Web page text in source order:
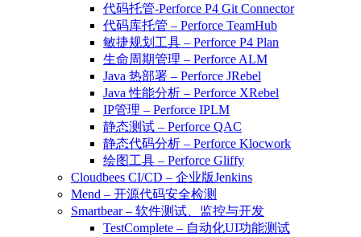
代码托管-Perforce P4 Git Connector
代码库托管 – Perforce TeamHub
敏捷规划工具 – Perforce P4 Plan
生命周期管理 – Perforce ALM
Java 热部署 – Perforce JRebel
Java 性能分析 – Perforce XRebel
IP管理 – Perforce IPLM
静态测试 – Perforce QAC
静态代码分析 – Perforce Klocwork
绘图工具 – Perforce Gliffy
Cloudbees CI/CD – 企业版Jenkins
Mend – 开源代码安全检测
Smartbear – 软件测试、监控与开发
TestComplete – 自动化UI功能测试